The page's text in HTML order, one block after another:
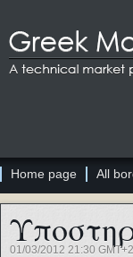
Home page All
01/03/2012 21:30 GMT+2